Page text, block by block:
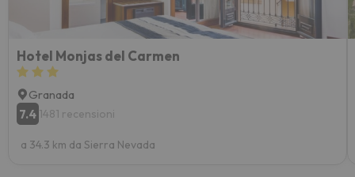
Hotel Monjas del Carmen
Granada
7.4 1481 recensioni
a 34.3 km da Sierra Nevada